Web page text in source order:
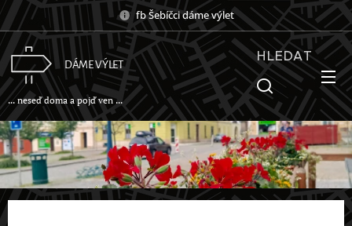
fb Šebíčci dáme výlet
DÁME VÝLET
... neseď doma a pojď ven ...
HLEDAT